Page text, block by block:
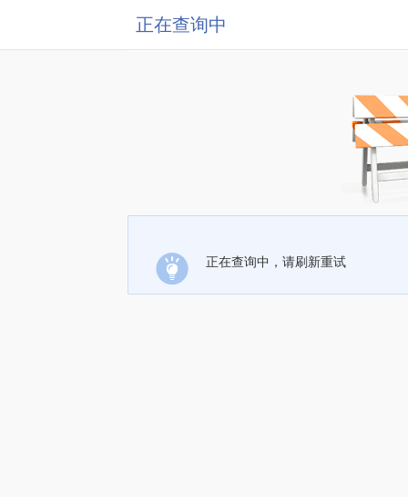
正在查询中
正在查询中，请刷新重试